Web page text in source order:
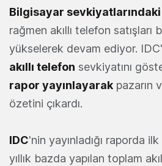
Bilgisayar
rağmen akıllı telefon satışları
yükselerek devam ediyor.
akıllı telefon sevkiyatını
rapor yayınlayarak pazarın
özetini çıkardı.
IDC'nin yayınladığı raporda
yıllık bazda yapılan toplam